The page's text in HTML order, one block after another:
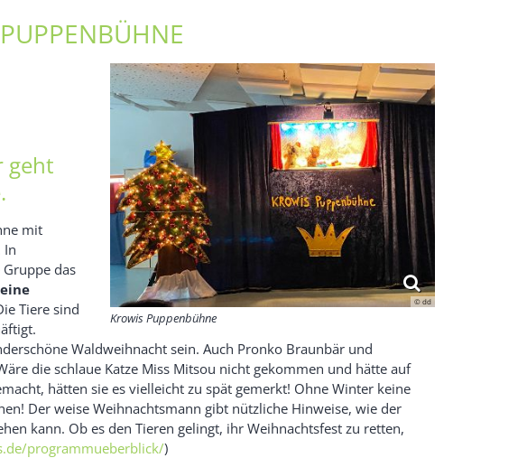
© dd
Krowis Puppenbühne
geht
mit
In
das
Tiere sind
Waldweihnacht sein. Auch Pronko Braunbär und
die schlaue Katze Miss Mitsou nicht gekommen und hätte auf
hätten sie es vielleicht zu spät gemerkt! Ohne Winter keine
Der weise Weihnachtsmann gibt nützliche Hinweise, wie der
kann. Ob es den Tieren gelingt, ihr Weihnachtsfest zu retten,
programmueberblick/)